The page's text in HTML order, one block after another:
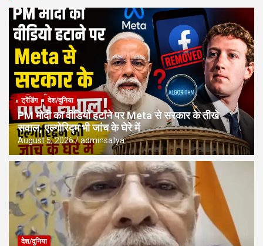
ट्रेंडिंग देश/दुनिया
PM मोदी का वीडियो हटाने पर Meta से सरकार के तीखे
सवाल, एल्गोरिद्म भी जांच के घेरे में
August 5, 2026 adminsatya
देश/दुनिया